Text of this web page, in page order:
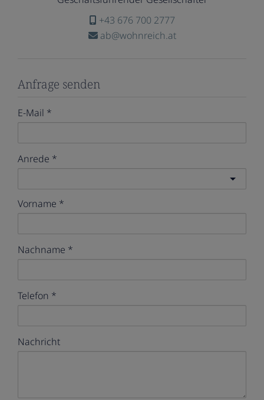
+43 676 700 2777
ab@wohnreich.at
Anfrage senden
E-Mail
Anrede
Vorname
Nachname
Telefon
Nachricht